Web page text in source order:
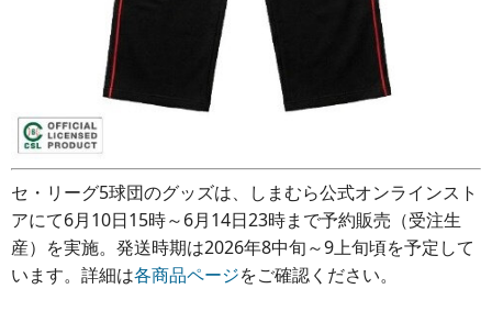
セ・リーグ5球団のグッズは、しまむら公式オンラインスト
アにて6月10日15時～6月14日23時まで予約販売（受注生
産）を実施。発送時期は2026年8中旬～9上旬頃を予定して
います。詳細は各商品ページをご確認ください。